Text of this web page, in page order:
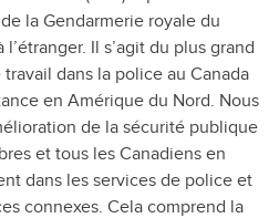
la Gendarmerie royale du
l’étranger. Il s’agit du plus grand
dans la police au Canada
en Amérique du Nord. Nous
de la sécurité publique
et tous les Canadiens en
dans les services de police et
connexes. Cela comprend la